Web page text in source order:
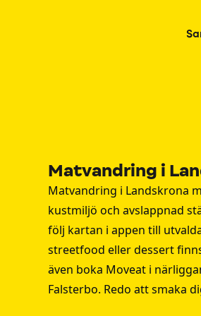
Matvandring i
Matvandring i Landskrona
kustmiljö och avslappnad
följ kartan i appen till
streetfood eller dessert
även boka Moveat i
Falsterbo. Redo att smaka